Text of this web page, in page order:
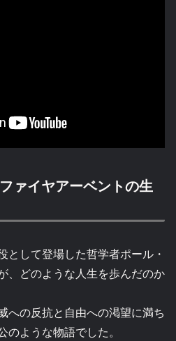
ァイヤアーベントの生
として登場した哲学者ポール・
、どのような人生を歩んだのか
への反抗と自由への渇望に満ち
ような物語でした。